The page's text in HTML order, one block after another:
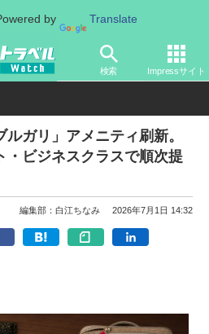
by Translate
検索 Impressサイト
官庁 海外エアライン
ガリ」アメニティ刷新。
・ビジネスクラスで順次提
編集部：白江ちなみ 2026年7月1日 14:32